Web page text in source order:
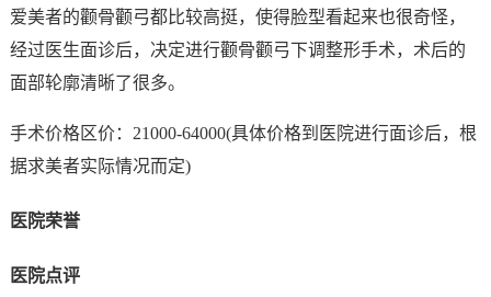
爱美者的颧骨颧弓都比较高挺，使得脸型看起来也很奇怪，
经过医生面诊后，决定进行颧骨颧弓下调整形手术，术后的
面部轮廓清晰了很多。
手术价格区价：21000-64000(具体价格到医院进行面诊后，根
据求美者实际情况而定)
医院荣誉
医院点评